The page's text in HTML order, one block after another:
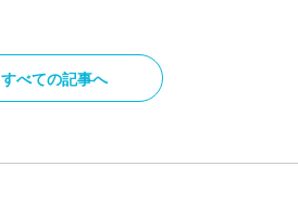
すべての記事へ